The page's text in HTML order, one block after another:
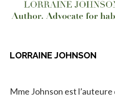
LORRAINE JOHNSON
Mme Johnson est